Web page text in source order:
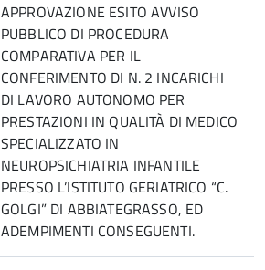
APPROVAZIONE ESITO AVVISO
PUBBLICO DI PROCEDURA
COMPARATIVA PER IL
CONFERIMENTO DI N. 2 INCARICHI
DI LAVORO AUTONOMO PER
PRESTAZIONI IN QUALITÀ DI MEDICO
SPECIALIZZATO IN
NEUROPSICHIATRIA INFANTILE
PRESSO L’ISTITUTO GERIATRICO “C.
GOLGI” DI ABBIATEGRASSO, ED
ADEMPIMENTI CONSEGUENTI.